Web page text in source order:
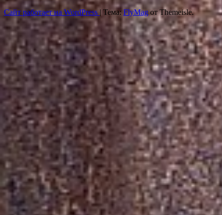
Сайт работает на WordPress| Тема:FlyMagот Themeisle.